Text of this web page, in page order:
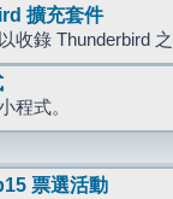
擴充套件
收錄 Thunderbird
程式。
票選活動